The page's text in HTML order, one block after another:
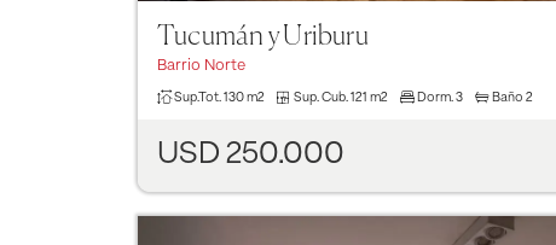
Tucumán y Uriburu
Barrio Norte
Sup.Tot. 130 m2 Sup. Cub. 121 m2 Dorm. 3 Baño 2
USD 250.000